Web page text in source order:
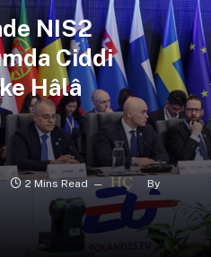
NIS2
Ciddi
Hâlâ
2 Mins Read By